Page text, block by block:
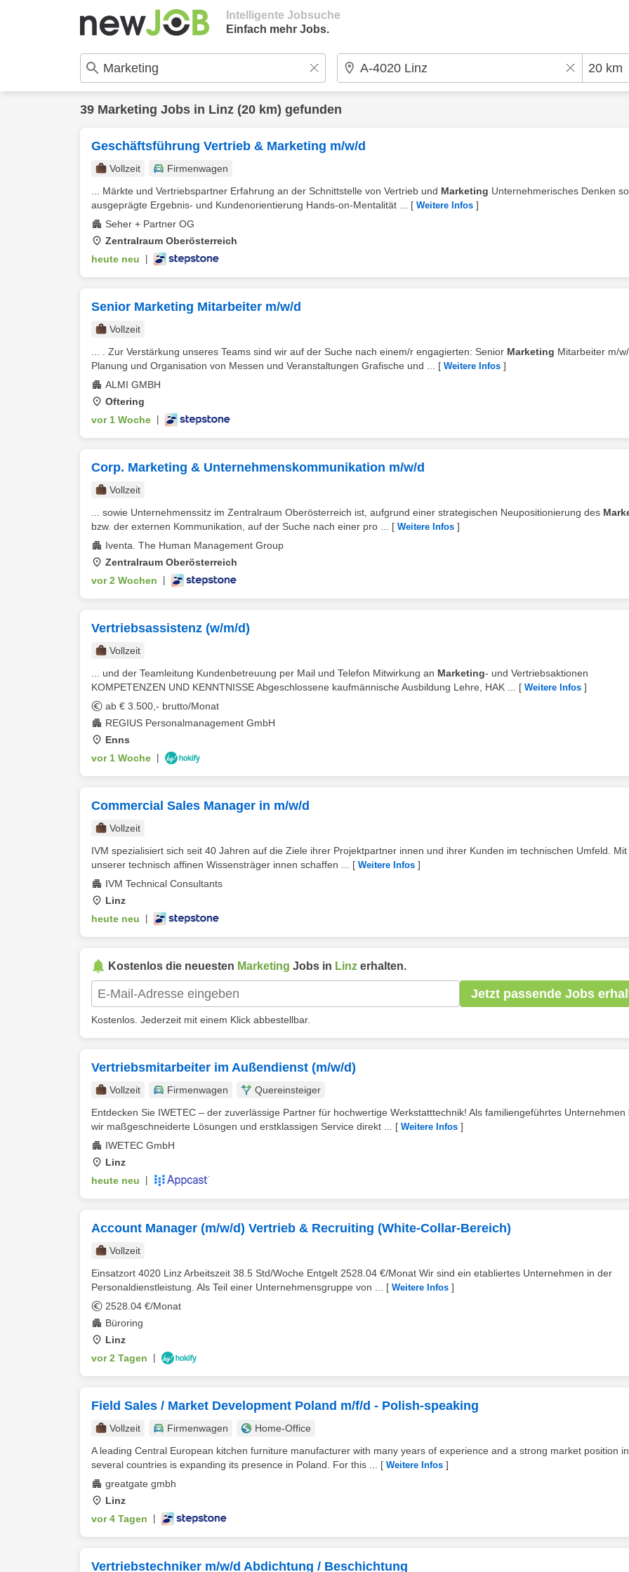
Intelligente Jobsuche
Einfach mehr Jobs.
39 Marketing Jobs in Linz (20 km) gefunden
Geschäftsführung Vertrieb & Marketing m/w/d
Vollzeit
Firmenwagen
... Märkte und Vertriebspartner Erfahrung an der Schnittstelle von Vertrieb und Marketing Unternehmerisches Denken
ausgeprägte Ergebnis- und Kundenorientierung Hands-on-Mentalität ...
[ Weitere Infos ]
Seher + Partner OG
Zentralraum Oberösterreich
heute neu
Senior Marketing Mitarbeiter m/w/d
Vollzeit
... . Zur Verstärkung unseres Teams sind wir auf der Suche nach einem/r engagierten: Senior Marketing Mitarbeiter m/
Planung und Organisation von Messen und Veranstaltungen Grafische und ...
[ Weitere Infos ]
ALMI GMBH
Oftering
vor 1 Woche
Corp. Marketing & Unternehmenskommunikation m/w/d
Vollzeit
... sowie Unternehmenssitz im Zentralraum Oberösterreich ist, aufgrund einer strategischen Neupositionierung des
bzw. der externen Kommunikation, auf der Suche nach einer pro ...
[ Weitere Infos ]
Iventa. The Human Management Group
Zentralraum Oberösterreich
vor 2 Wochen
Vertriebsassistenz (w/m/d)
Vollzeit
... und der Teamleitung Kundenbetreuung per Mail und Telefon Mitwirkung an Marketing- und Vertriebsaktionen
KOMPETENZEN UND KENNTNISSE Abgeschlossene kaufmännische Ausbildung Lehre, HAK ...
[ Weitere Infos ]
ab € 3.500,- brutto/Monat
REGIUS Personalmanagement GmbH
Enns
vor 1 Woche
Commercial Sales Manager in m/w/d
Vollzeit
IVM spezialisiert sich seit 40 Jahren auf die Ziele ihrer Projektpartner innen und ihrer Kunden im technischen Umfeld. Mit
unserer technisch affinen Wissensträger innen schaffen ...
[ Weitere Infos ]
IVM Technical Consultants
Linz
heute neu
Kostenlos die neuesten Marketing Jobs in Linz erhalten.
Jetzt passende Jobs
Kostenlos. Jederzeit mit einem Klick abbestellbar.
Vertriebsmitarbeiter im Außendienst (m/w/d)
Vollzeit Firmenwagen
Quereinsteiger
Entdecken Sie IWETEC – der zuverlässige Partner für hochwertige Werkstatttechnik! Als familiengeführtes Unternehmen
wir maßgeschneiderte Lösungen und erstklassigen Service direkt ...
[ Weitere Infos ]
IWETEC GmbH
Linz
heute neu
Account Manager (m/w/d) Vertrieb & Recruiting (White-Collar-Bereich)
Vollzeit
Einsatzort 4020 Linz Arbeitszeit 38.5 Std/Woche Entgelt 2528.04 €/Monat Wir sind ein etabliertes Unternehmen in der
Personaldienstleistung. Als Teil einer Unternehmensgruppe von ...
[ Weitere Infos ]
2528.04 €/Monat
Büroring
Linz
vor 2 Tagen
Field Sales / Market Development Poland m/f/d - Polish-speaking
Vollzeit Firmenwagen
Home-Office
A leading Central European kitchen furniture manufacturer with many years of experience and a strong market position in
several countries is expanding its presence in Poland. For this ...
[ Weitere Infos ]
greatgate gmbh
Linz
vor 4 Tagen
Vertriebstechniker m/w/d Abdichtung / Beschichtung